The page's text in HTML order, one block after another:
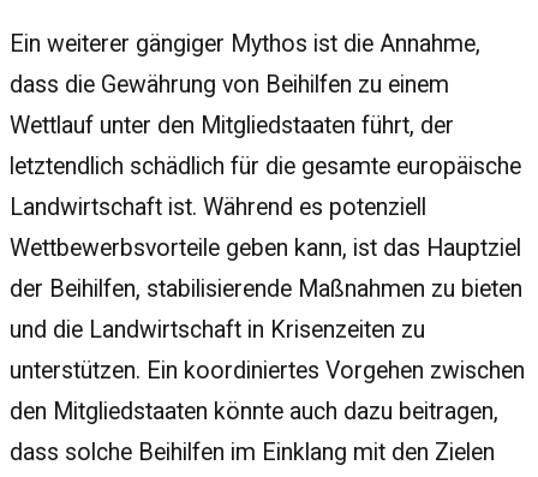
Ein weiterer gängiger Mythos ist die Annahme,
dass die Gewährung von Beihilfen zu einem
Wettlauf unter den Mitgliedstaaten führt, der
letztendlich schädlich für die gesamte europäische
Landwirtschaft ist. Während es potenziell
Wettbewerbsvorteile geben kann, ist das Hauptziel
der Beihilfen, stabilisierende Maßnahmen zu bieten
und die Landwirtschaft in Krisenzeiten zu
unterstützen. Ein koordiniertes Vorgehen zwischen
den Mitgliedstaaten könnte auch dazu beitragen,
dass solche Beihilfen im Einklang mit den Zielen